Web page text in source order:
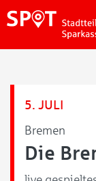
5. JULI
Bremen
Die